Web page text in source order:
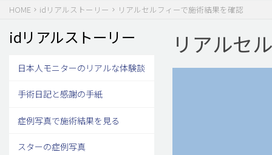
HOME idリアルストーリー リアルセルフィーで施術結果を確認
リアルセ
idリアルストーリー
日本人モニターのリアルな体験談
手術日記と感謝の手紙
症例写真で施術結果を見る
スターの症例写真